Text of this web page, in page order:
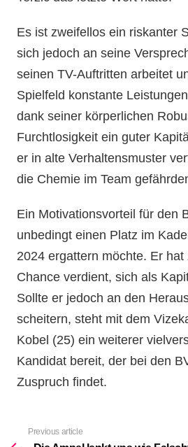
Es ist zweifellos ein riskanter
sich jedoch an seine
seinen TV-Auftritten arbeitet
Spielfeld konstante
dank seiner körperlichen
Furchtlosigkeit ein guter
er in alte Verhaltensmuster
die Chemie im Team
Ein Motivationsvorteil für den
unbedingt einen Platz im
2024 ergattern möchte. Er
Chance verdient, sich als
Sollte er jedoch an den
scheitern, steht mit dem
Kobel (25) ein weiterer
Kandidat bereit, der bei den
Zuspruch findet.
Previous article